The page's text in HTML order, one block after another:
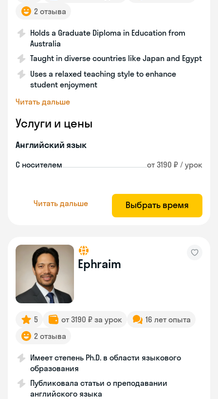
2 отзыва
Holds a Graduate Diploma in Education from
Australia
Taught in diverse countries like Japan and Egypt
Uses a relaxed teaching style to enhance
student enjoyment
Читать дальше
Услуги и цены
Английский язык
С носителем от 3190 ₽ / урок
Читать дальше Выбрать время
Ephraim
5 от 3190 ₽ за урок
16 лет опыта
2 отзыва
Имеет степень Ph.D. в области языкового
образования
Публиковала статьи о преподавании
английского языка